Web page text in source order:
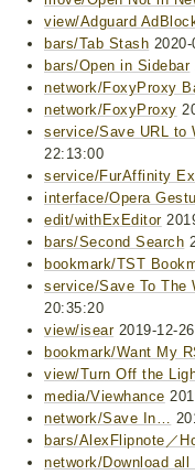
view/Adguard
bars/Tab Stash
bars/Open in Sidebar
network/FoxyProxy
network/FoxyProxy
service/Save URL to
22:13:00
service/FurAffinity
interface/Opera
edit/withExEditor
bars/Second Search
bookmark/TST
service/Save To The
20:35:20
view/isear2019-12-
bookmark/Want My
view/Turn Off the
media/Viewhance
network/Save In…
bars/AlexFlipnote／
network/Download all